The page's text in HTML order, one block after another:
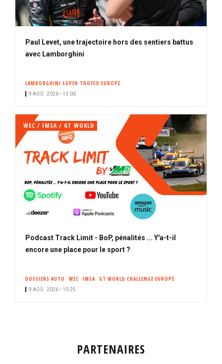
Paul Levet, une trajectoire hors des sentiers battus
avec Lamborghini
LAMBORGHINI SUPER TROFEO EUROPE
9 AOÛ. 2026 • 13:00
WEC / IMSA / GT WORLD
Podcast Track Limit - BoP, pénalités ... Y'a-t-il
encore une place pour le sport ?
DOSSIERS AUTO WEC IMSA GT WORLD CHALLENGE EUROPE
9 AOÛ. 2026 • 10:25
PARTENAIRES